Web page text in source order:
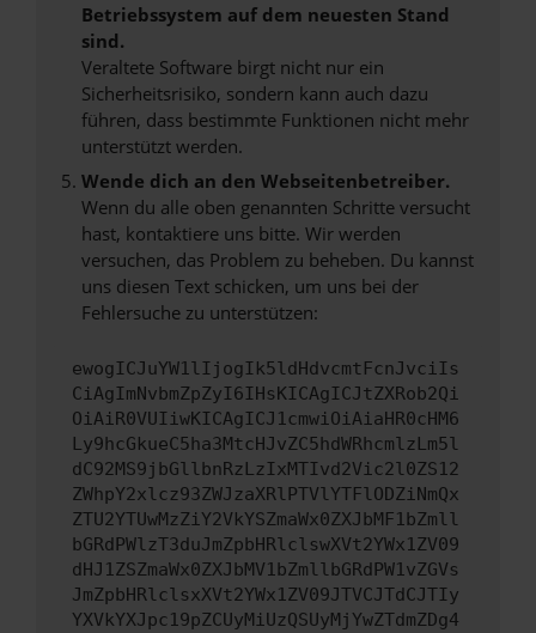
Betriebssystem auf dem neuesten Stand
sind.
Veraltete Software birgt nicht nur ein
Sicherheitsrisiko, sondern kann auch dazu
führen, dass bestimmte Funktionen nicht mehr
unterstützt werden.
Wende dich an den Webseitenbetreiber.
Wenn du alle oben genannten Schritte versucht
hast, kontaktiere uns bitte. Wir werden
versuchen, das Problem zu beheben. Du kannst
uns diesen Text schicken, um uns bei der
Fehlersuche zu unterstützen:
ewogICJuYW1lIjogIk5ldHdvcmtFcnJvciIs
CiAgImNvbmZpZyI6IHsKICAgICJtZXRob2Qi
OiAiR0VUIiwKICAgICJ1cmwiOiAiaHR0cHM6
Ly9hcGkueC5ha3MtcHJvZC5hdWRhcmlzLm5l
dC92MS9jbGllbnRzLzIxMTIvd2Vic2l0ZS12
ZWhpY2xlcz93ZWJzaXRlPTVlYTFlODZiNmQx
ZTU2YTUwMzZiY2VkYSZmaWx0ZXJbMF1bZmll
bGRdPWlzT3duJmZpbHRlclswXVt2YWx1ZV09
dHJ1ZSZmaWx0ZXJbMV1bZmllbGRdPW1vZGVs
JmZpbHRlclsxXVt2YWx1ZV09JTVCJTdCJTIy
YXVkYXJpc19pZCUyMiUzQSUyMjYwZTdmZDg4